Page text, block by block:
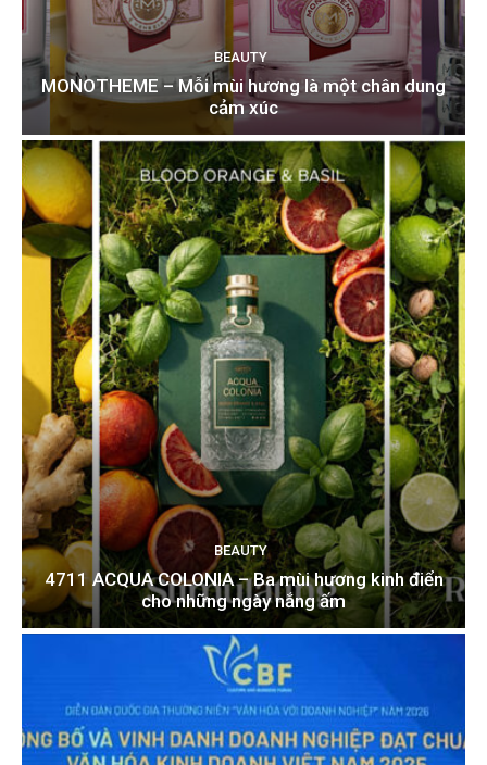
BEAUTY
MONOTHEME – Mỗi mùi hương là một chân dung
cảm xúc
BEAUTY
4711 ACQUA COLONIA – Ba mùi hương kinh điển
cho những ngày nắng ấm